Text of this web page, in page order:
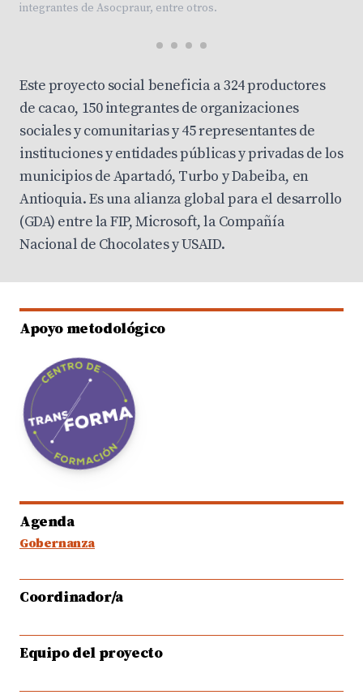
integrantes de Asocpraur, entre otros.
Este proyecto social beneficia a 324 productores
de cacao, 150 integrantes de organizaciones
sociales y comunitarias y 45 representantes de
instituciones y entidades públicas y privadas de los
municipios de Apartadó, Turbo y Dabeiba, en
Antioquia. Es una alianza global para el desarrollo
(GDA) entre la FIP, Microsoft, la Compañía
Nacional de Chocolates y USAID.
Apoyo metodológico
Agenda
Gobernanza
Coordinador/a
Equipo del proyecto